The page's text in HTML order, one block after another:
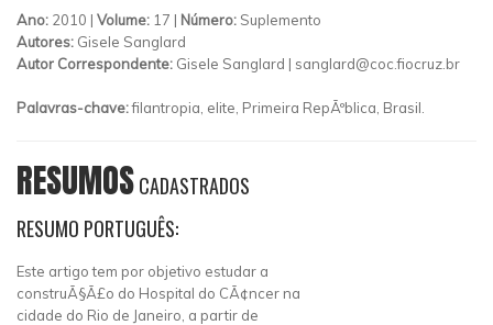
Ano: 2010 | Volume: 17 | Número: Suplemento
Autores: Gisele Sanglard
Autor Correspondente: Gisele Sanglard | sanglard@coc.fiocruz.br
Palavras-chave:filantropia, elite, Primeira RepÃºblica, Brasil.
RESUMOSCADASTRADOS
RESUMO PORTUGUÊS:
Este artigo tem por objetivo estudar a
construÃ§Ã£o do Hospital do CÃ¢ncer na
cidade do Rio de Janeiro, a partir de